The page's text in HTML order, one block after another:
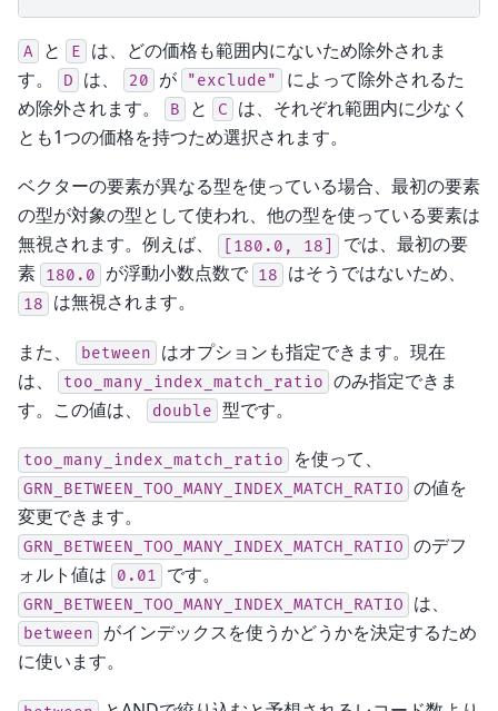
A と E
は、どの価格も範囲内にないため除外されま
す。
D は、 20 が "exclude"
によって除外されるた
め除外されます。
B と C
は、それぞれ範囲内に少なく
とも1つの価格を持つため選択されます。
ベクターの要素が異なる型を使っている場合、最初の要素
の型が対象の型として使われ、他の型を使っている要素は
無視されます。例えば、
[180.0, 18]
では、最初の要
素 180.0 が浮動小数点数で 18 はそうではないため、
18 は無視されます。
また、 between
はオプションも指定できます。現在
は、
too_many_index_match_ratio のみ指定できま
す。この値は、
double 型です。
too_many_index_match_ratio を使って、
GRN_BETWEEN_TOO_MANY_INDEX_MATCH_RATIO の値を
変更できます。
GRN_BETWEEN_TOO_MANY_INDEX_MATCH_RATIO のデフ
ォルト値は
0.01 です。
GRN_BETWEEN_TOO_MANY_INDEX_MATCH_RATIO は、
between
がインデックスを使うかどうかを決定するため
に使います。